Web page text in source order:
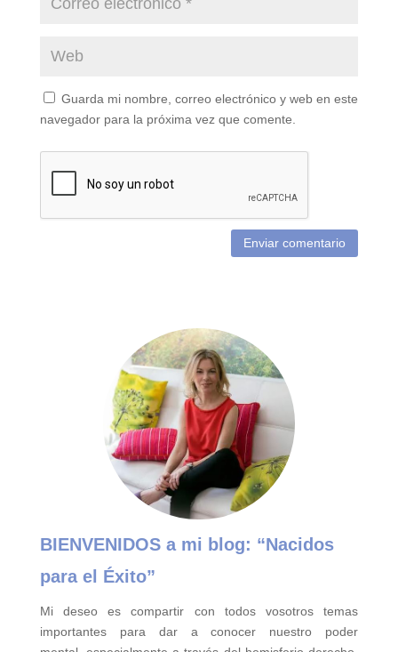
Guarda mi nombre, correo electrónico y web en este
navegador para la próxima vez que comente.
Enviar comentario
BIENVENIDOS a mi blog: “Nacidos
para el Éxito”
Mi deseo es compartir con todos vosotros temas
importantes para
dar a conocer nuestro poder